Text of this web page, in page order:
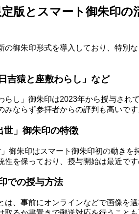
版とスマート御朱印の
の御朱印形式を導入しており、特別
吉猿と座敷わらし」など
らし」御朱印は2023年から授与さ
みならず参拝者からの評判も高いです
世」御朱印の特徴
」御朱印はスマート御朱印初の動き
性を保っており、授与開始は最近です
での授与方法
は、事前にオンラインなどで画像を